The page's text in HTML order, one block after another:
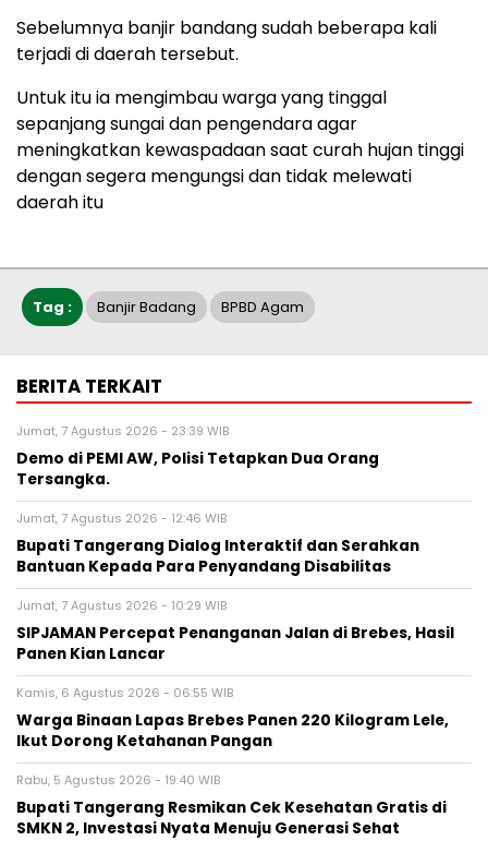
Sebelumnya banjir bandang sudah beberapa kali
terjadi di daerah tersebut.
Untuk itu ia mengimbau warga yang tinggal
sepanjang sungai dan pengendara agar
meningkatkan kewaspadaan saat curah hujan tinggi
dengan segera mengungsi dan tidak melewati
daerah itu
Tag : Banjir Badang BPBD Agam
BERITA TERKAIT
Jumat, 7 Agustus 2026 - 23:39 WIB
Demo di PEMI AW, Polisi Tetapkan Dua Orang
Tersangka.
Jumat, 7 Agustus 2026 - 12:46 WIB
Bupati Tangerang Dialog Interaktif dan Serahkan
Bantuan Kepada Para Penyandang Disabilitas
Jumat, 7 Agustus 2026 - 10:29 WIB
SIPJAMAN Percepat Penanganan Jalan di Brebes, Hasil
Panen Kian Lancar
Kamis, 6 Agustus 2026 - 06:55 WIB
Warga Binaan Lapas Brebes Panen 220 Kilogram Lele,
Ikut Dorong Ketahanan Pangan
Rabu, 5 Agustus 2026 - 19:40 WIB
‎Bupati Tangerang Resmikan Cek Kesehatan Gratis di
SMKN 2, Investasi Nyata Menuju Generasi Sehat